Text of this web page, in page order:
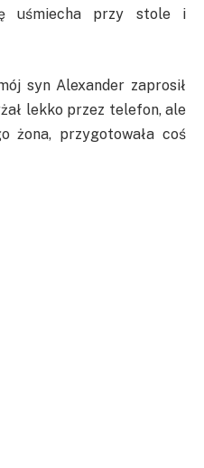
uśmiecha przy stole i
syn Alexander zaprosił
lekko przez telefon, ale
żona, przygotowała coś